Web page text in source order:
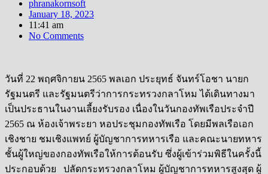
phranakornsoft
January 18, 2023
11:41 am
No Comments
วันที่ 22 พฤศจิกายน 2565 พลเอก ประยุทธ์ จันทร์โอชา นายก
รัฐมนตรี และรัฐมนตรีว่าการกระทรวงกลาโหม ได้เดินทางมา
เป็นประธานในงานเลี้ยงรับรอง เนื่องในวันกองทัพเรือประจำปี
2565 ณ ห้องเจ้าพระยา หอประชุมกองทัพเรือ โดยมีพลเรือเอก
เชิงชาย ชมเชิงแพทย์ ผู้บัญชาการทหารเรือ และคณะนายทหาร
ชั้นผู้ใหญ่ของกองทัพเรือให้การต้อนรับ ซึ่งผู้เข้าร่วมพิธีในครั้งนี้
ประกอบด้วย ปลัดกระทรวงกลาโหม ผู้บัญชาการทหารสูงสุด ผู้